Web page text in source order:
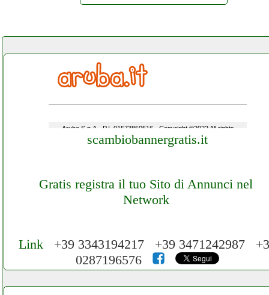
scambiobannergratis.it
Gratis registra il tuo Sito di Annunci nel
Network
Cerchiamo Collaboratori per Lavoro nel
Network 3.000 € Mese
Link +39 3343194217 +39 3471242987
0287196576